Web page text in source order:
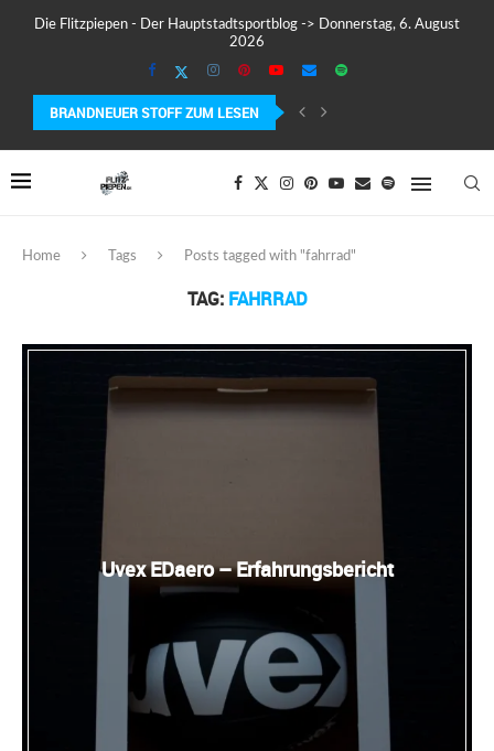
Die Flitzpiepen - Der Hauptstadtsportblog -> Donnerstag, 6. August
2026
BRANDNEUER STOFF ZUM LESEN
COROS PACE 4 IM TEST – LEICHT, SCHNELL...
Home Tags Posts tagged with "fahrrad"
TAG: FAHRRAD
Uvex EDaero – Erfahrungsbericht